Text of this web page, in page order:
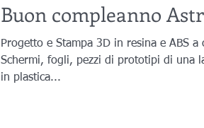
Buon compleanno
Progetto e Stampa 3D in resina e ABS a
Schermi, fogli, pezzi di prototipi di una
in plastica...